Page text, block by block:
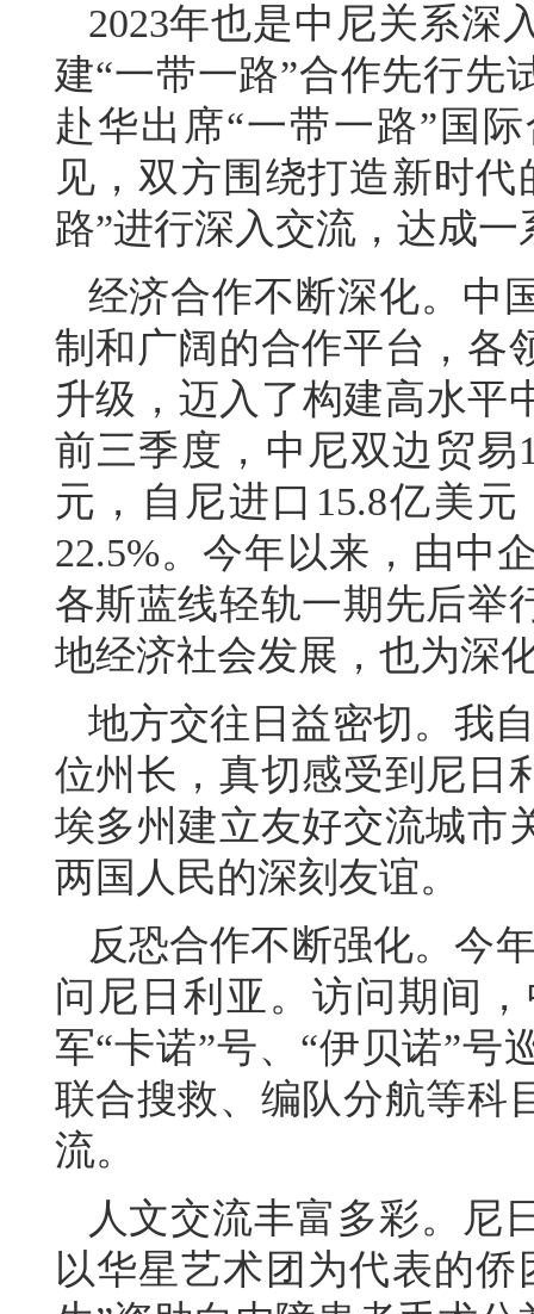
2023年也是中尼关系深
建“一带一路”合作先行先
赴华出席“一带一路”国
见，双方围绕打造新时
路”进行深入交流，达成
经济合作不断深化。中
制和广阔的合作平台，各
升级，迈入了构建高水平
前三季度，中尼双边贸易
元，自尼进口15.8亿美
22.5%。今年以来，由中
各斯蓝线轻轨一期先后举
地经济社会发展，也为深
地方交往日益密切。我
位州长，真切感受到尼日
埃多州建立友好交流城市
两国人民的深刻友谊。
反恐合作不断强化。今
问尼日利亚。访问期间
军“卡诺”号、“伊贝诺”号
联合搜救、编队分航等科
流。
人文交流丰富多彩。尼
以华星艺术团为代表的